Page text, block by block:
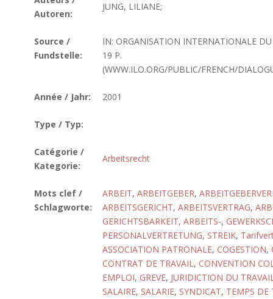
Autoren:
JUNG, LILIANE;
Source /
Fundstelle:
IN: ORGANISATION INTERNATIONALE
19 P.
(WWW.ILO.ORG/PUBLIC/FRENCH/
Année / Jahr: 2001
Type / Typ:
Catégorie /
Kategorie:
Arbeitsrecht
Mots clef /
Schlagworte:
ARBEIT, ARBEITGEBER,
ARBEITSGERICHT, ARBEITSVERTRAG,
GERICHTSBARKEIT, ARBEITS-,
PERSONALVERTRETUNG, STREIK,
ASSOCIATION PATRONALE, COGESTION,
CONTRAT DE TRAVAIL, CONVENTION
EMPLOI, GREVE, JURIDICTION DU
SALAIRE, SALARIE, SYNDICAT, TEMPS DE